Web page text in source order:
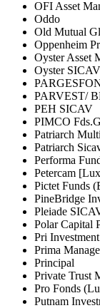
OFI Asset
Oddo
Old Mutual
Oppenheim
Oyster Asset
Oyster SICAV
PARVEST/
PEH SICAV
PIMCO
Patriarch
Patriarch
Performa
Petercam
Pictet Funds
PineBridge
Pleiade
Polar Capital
Pri
Prima
Principal
Private Trust
Pro Fonds
Putnam